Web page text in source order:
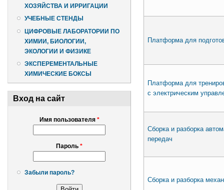
ХОЗЯЙСТВА И ИРРИГАЦИИ
УЧЕБНЫЕ СТЕНДЫ
ЦИФРОВЫЕ ЛАБОРАТОРИИ ПО
ХИМИИ, БИОЛОГИИ,
ЭКОЛОГИИ И ФИЗИКЕ
ЭКСПЕРЕМЕНТАЛЬНЫЕ
ХИМИЧЕСКИЕ БОКСЫ
Вход на сайт
Имя пользователя *
Пароль *
Забыли пароль?
Платформа для
Платформа для
с электрическим
Сборка и разборка
передач
Сборка и разборка